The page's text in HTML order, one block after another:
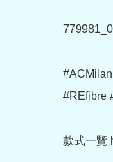
#REfibre
款式一覽